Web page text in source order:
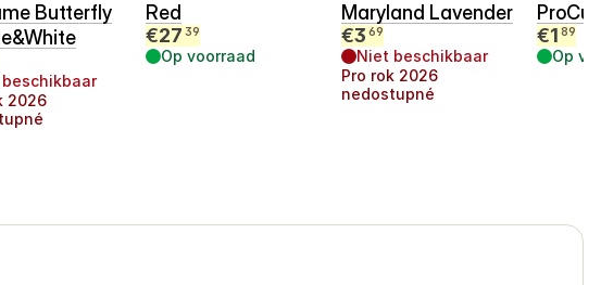
Butterfly
2026
Red
€27 39
Op voorraad
Maryland Lavender
€3 69
Niet beschikbaar
Pro rok 2026
nedostupné
€1 89
Op